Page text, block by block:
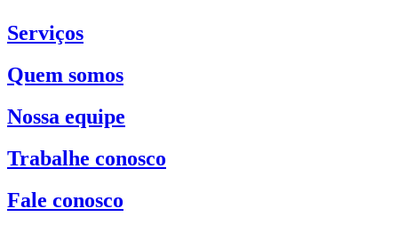
Serviços
Quem somos
Nossa equipe
Trabalhe conosco
Fale conosco